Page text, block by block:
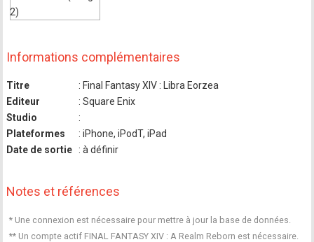
Informations complémentaires
Titre
: Final Fantasy XIV : Libra Eorzea
Editeur
: Square Enix
Studio
:
Plateformes
: iPhone, iPodT, iPad
Date de sortie
: à définir
Notes et références
* Une connexion est nécessaire pour mettre à jour la base de données.
** Un compte actif FINAL FANTASY XIV : A Realm Reborn est nécessaire.